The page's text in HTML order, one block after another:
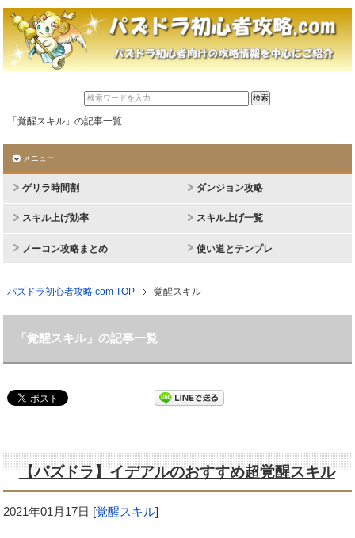
「覚醒スキル」の記事一覧
メニュー
ゲリラ時間割 ダンジョン攻略
スキル上げ効率 スキル上げ一覧
ノーコン攻略まとめ 使い道とテンプレ
パズドラ初心者攻略.com TOP 覚醒スキル
「覚醒スキル」の記事一覧
【パズドラ】イデアルのおすすめ超覚醒スキル
2021年01月17日 [覚醒スキル]